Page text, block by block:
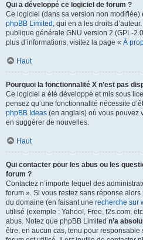
Qui a développé ce logiciel de forum ?
Ce logiciel (dans sa version non
phpBB Limited , qui en a les droits
publique générale GNU version 2 (GPL-
plus d’informations, visitez la page « À
Haut
Pourquoi la fonctionnalité X n’est pas
Ce logiciel a été développé et mis sous
pensez qu’une fonctionnalité nécessite
phpBB Ideas (en anglais) où vous pouvez
en suggérer de nouvelles.
Haut
Qui contacter pour les abus ou les
forum ?
Contactez n’importe lequel des
forum ». Si vous restez sans réponse
du domaine (en faisant une recherche sur
utilisé (exemple : Yahoo!, Free, f2s.com,
abus. Notez que phpBB Limited n’a
être, en aucun cas, tenu pour responsable